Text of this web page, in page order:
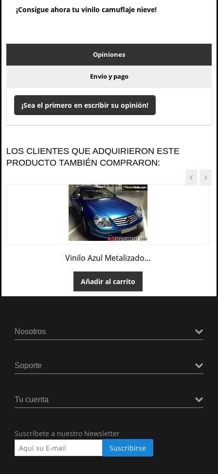
¡Consigue ahora tu vinilo camuflaje nieve!
Opiniones
Envío y pago
¡Sea el primero en escribir su opinión!
LOS CLIENTES QUE ADQUIRIERON ESTE
PRODUCTO TAMBIÉN COMPRARON:
Vinilo Azul Metalizado...
Añadir al carrito
Nosotros
Soporte
Tu cuenta
Suscríbete a nuestro Newsletter